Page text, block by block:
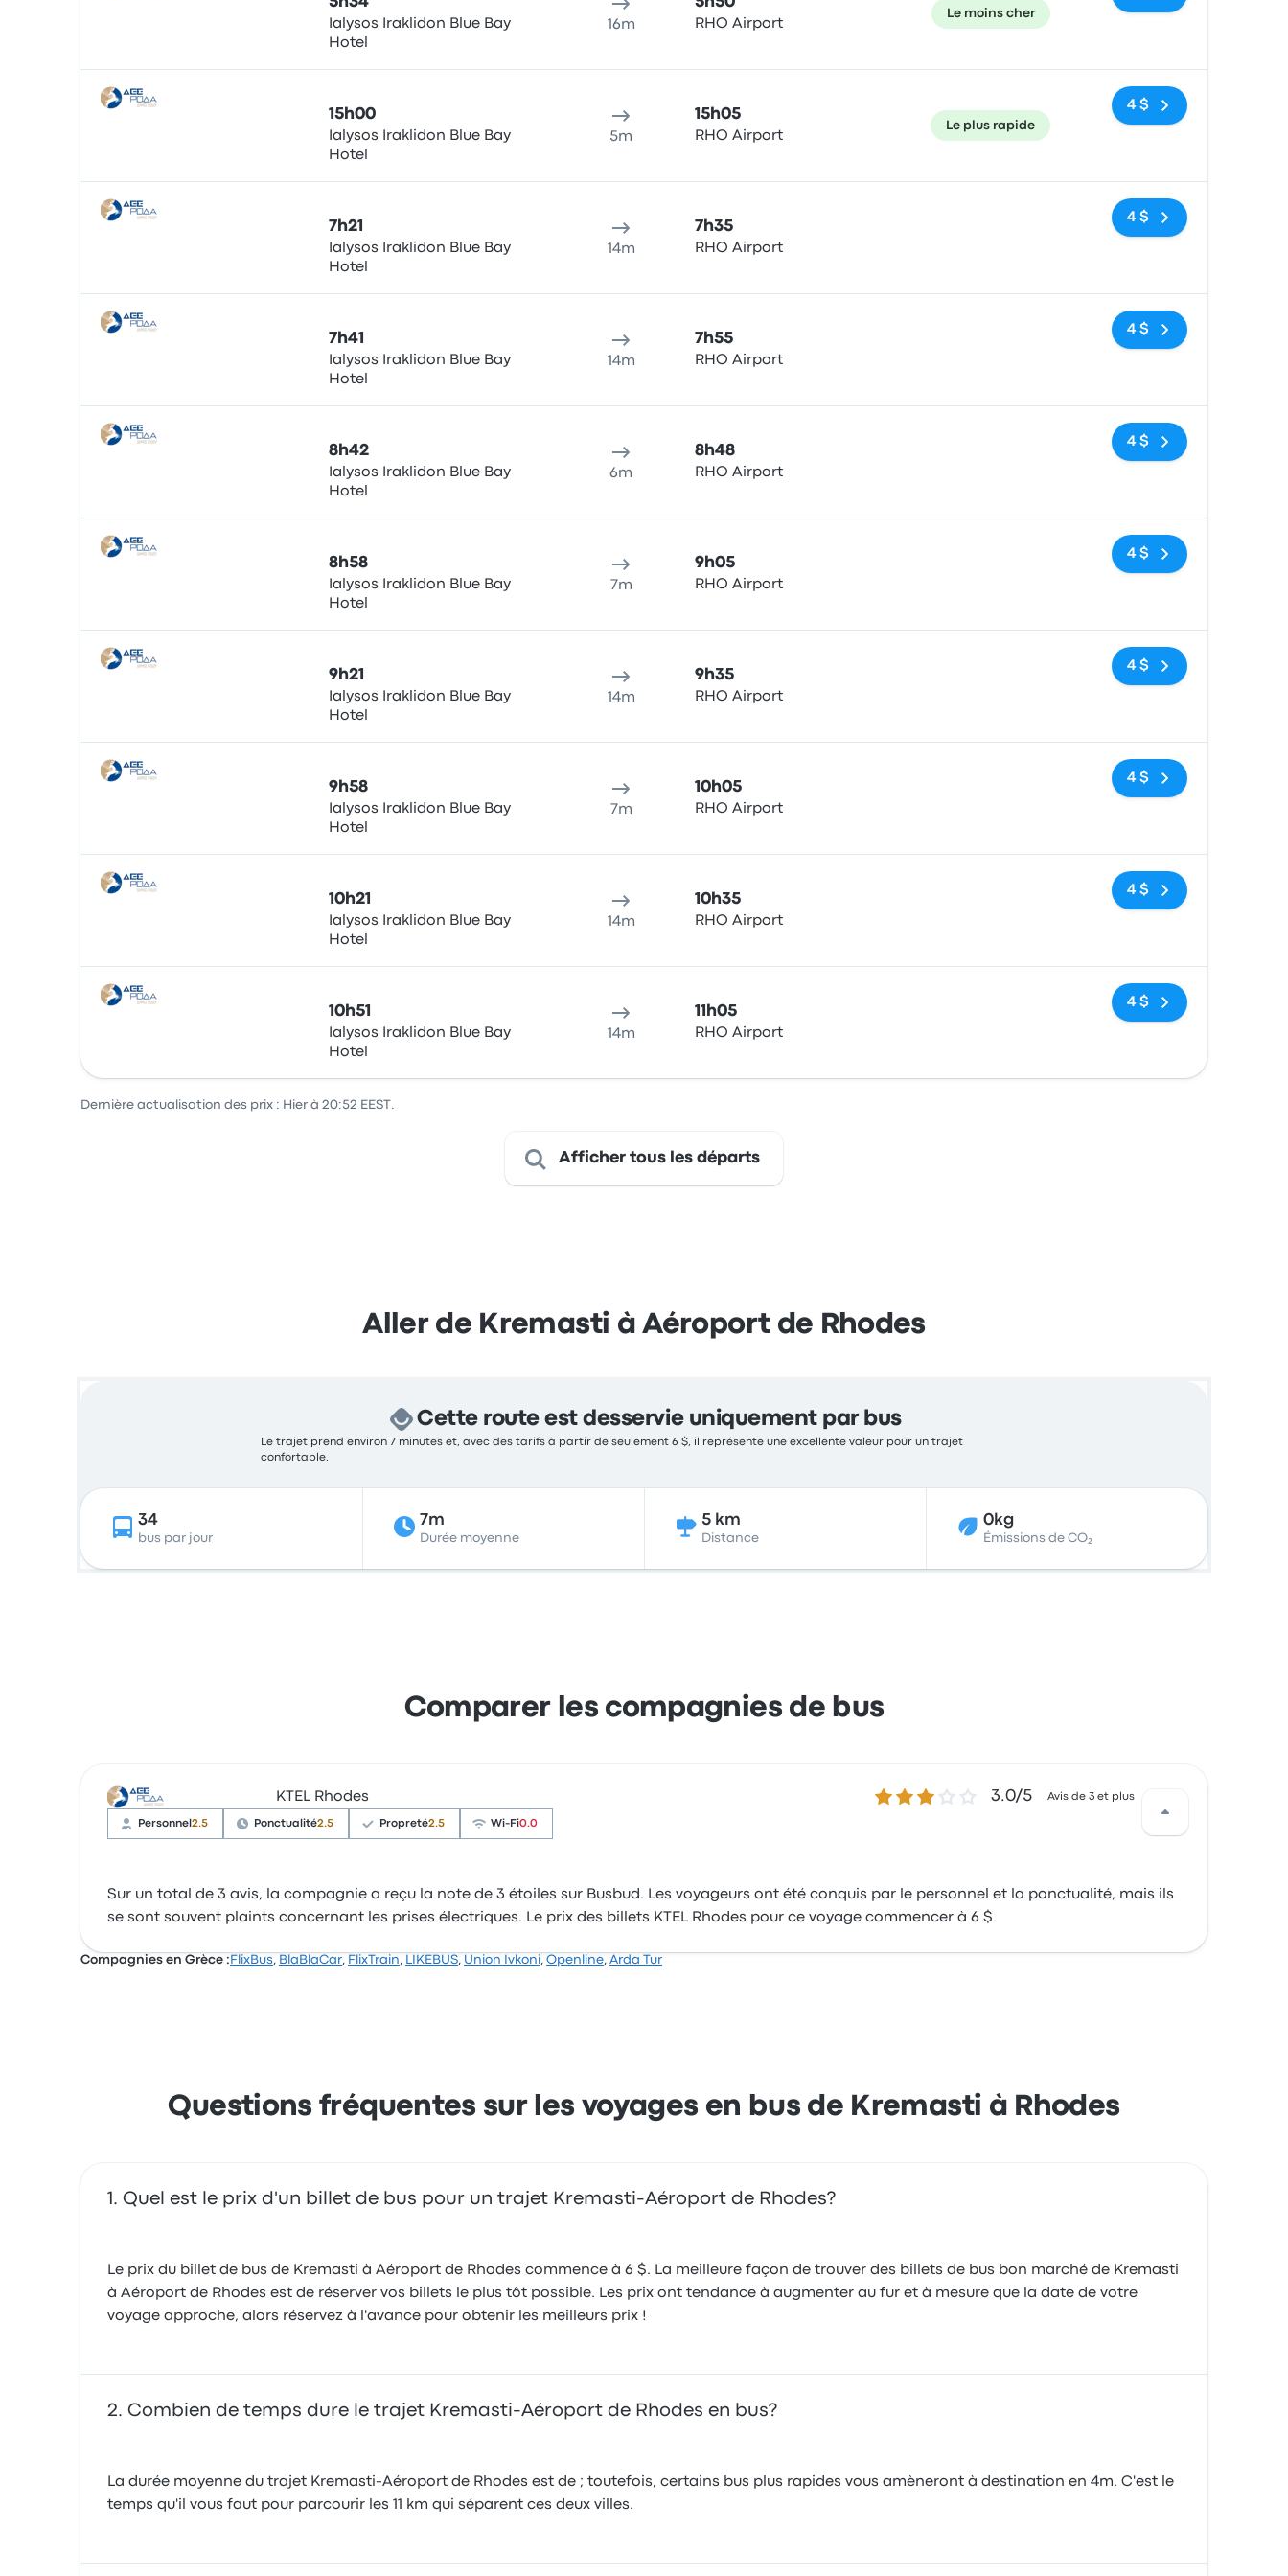
Ialysos Iraklidon Blue Bay
Hotel
16m RHO Airport
Le moins cher
15h00
Ialysos Iraklidon Blue Bay
Hotel
5m
15h05
RHO Airport
Le plus rapide
4 $
7h21
Ialysos Iraklidon Blue Bay
Hotel
14m
7h35
RHO Airport
Pas de balises
4 $
7h41
Ialysos Iraklidon Blue Bay
Hotel
14m
7h55
RHO Airport
Pas de balises
4 $
8h42
Ialysos Iraklidon Blue Bay
Hotel
6m
8h48
RHO Airport
Pas de balises
4 $
8h58
Ialysos Iraklidon Blue Bay
Hotel
7m
9h05
RHO Airport
Pas de balises
4 $
9h21
Ialysos Iraklidon Blue Bay
Hotel
14m
9h35
RHO Airport
Pas de balises
4 $
9h58
Ialysos Iraklidon Blue Bay
Hotel
7m
10h05
RHO Airport
Pas de balises
4 $
10h21
Ialysos Iraklidon Blue Bay
Hotel
14m
10h35
RHO Airport
Pas de balises
4 $
10h51
Ialysos Iraklidon Blue Bay
Hotel
14m
11h05
RHO Airport
Pas de balises
4 $
Dernière actualisation des prix : Hier à 20:52 EEST.
Afficher tous les départs
Aller de Kremasti à Aéroport de Rhodes
Cette route est desservie uniquement par bus
Le trajet prend environ 7 minutes et, avec des tarifs à partir de seulement 6 $, il représente une excellente valeur pour un trajet
confortable.
34
bus par jour
7m
Durée moyenne
5 km
Distance
0kg
Émissions de CO₂
Comparer les compagnies de bus
KTEL Rhodes 3.0 sur 5 étoiles 3.0/5 Avis de 3 et plus
Personnel 2.5 Ponctualité2.5 Propreté2.5 Wi-Fi0.0
Sur un total de 3 avis, la compagnie a reçu la note de 3 étoiles sur Busbud. Les voyageurs ont été conquis par le personnel et la ponctualité, mais ils
se sont souvent plaints concernant les prises électriques. Le prix des billets KTEL Rhodes pour ce voyage commencer à 6 $
Compagnies en Grèce : FlixBus, BlaBlaCar, FlixTrain, LIKEBUS, Union Ivkoni, Openline, Arda Tur
Questions fréquentes sur les voyages en bus de Kremasti à Rhodes
Quel est le prix d'un billet de bus pour un trajet Kremasti-Aéroport de Rhodes?
Le prix du billet de bus de Kremasti à Aéroport de Rhodes commence à 6 $. La meilleure façon de trouver des billets de bus bon marché de Kremasti
à Aéroport de Rhodes est de réserver vos billets le plus tôt possible. Les prix ont tendance à augmenter au fur et à mesure que la date de votre
voyage approche, alors réservez à l'avance pour obtenir les meilleurs prix !
Combien de temps dure le trajet Kremasti-Aéroport de Rhodes en bus?
La durée moyenne du trajet Kremasti-Aéroport de Rhodes est de ; toutefois, certains bus plus rapides vous amèneront à destination en 4m. C'est le
temps qu'il vous faut pour parcourir les 11 km qui séparent ces deux villes.